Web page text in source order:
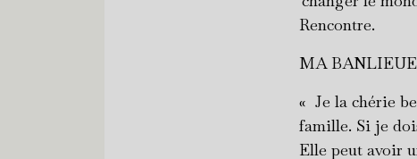
Rencontre.
MA
« Je la chérie
famille. Si je
Elle peut avoir